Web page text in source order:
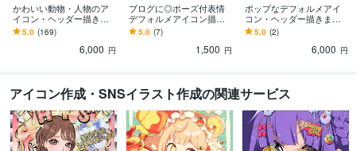
かわいい動物・人物のア
イコン・ヘッダー描きま
す ブログにも◎アフター
フォロー有！高品質なデ
フォルメ絵を提供！
5.0 (169)
6,000 円
ブログに◎ポーズ付表情
デフォルメアイコン描き
ます 16種類から選べる♪
セミオーダーで安い！速
5.0 (7)
1,500 円
ポップなデフォルメアイ
コン・ヘッダー描きます
高品質！目を引くポップ
なイラストはお任せくだ
5.0 (2)
6,000 円
アイコン作成・SNSイラスト作成の関連サービス